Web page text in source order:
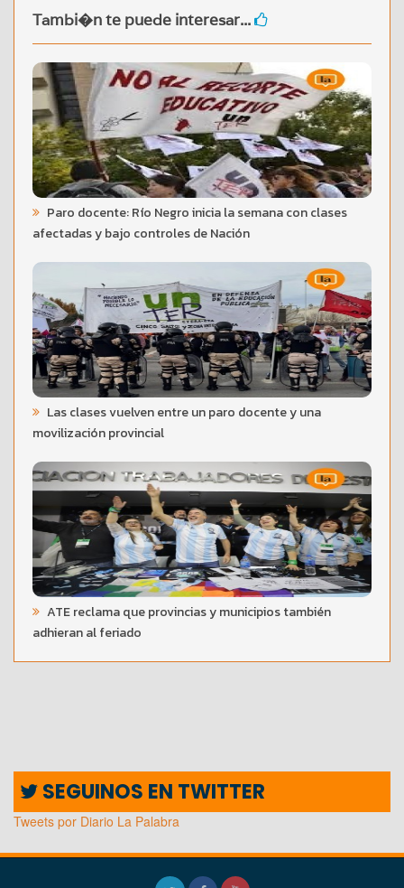
Tambi�n te puede interesar...
Paro docente: Río Negro inicia la semana con clases
afectadas y bajo controles de Nación
Las clases vuelven entre un paro docente y una
movilización provincial
ATE reclama que provincias y municipios también
adhieran al feriado
SEGUINOS EN TWITTER
Tweets por Diario La Palabra